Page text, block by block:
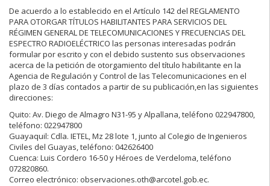
De acuerdo a lo establecido en el Artículo 142 del REGLAMENTO
PARA OTORGAR TÍTULOS HABILITANTES PARA SERVICIOS DEL
RÉGIMEN GENERAL DE TELECOMUNICACIONES Y FRECUENCIAS DEL
ESPECTRO RADIOELÉCTRICO las personas interesadas podrán
formular por escrito y con el debido sustento sus observaciones
acerca de la petición de otorgamiento del título habilitante en la
Agencia de Regulación y Control de las Telecomunicaciones en el
plazo de 3 días contados a partir de su publicación,en las siguientes
direcciones:
Quito: Av. Diego de Almagro N31-95 y Alpallana, teléfono 022947800,
teléfono: 022947800
Guayaquil: Cdla. IETEL, Mz 28 lote 1, junto al Colegio de Ingenieros
Civiles del Guayas, teléfono: 042626400
Cuenca: Luis Cordero 16-50 y Héroes de Verdeloma, teléfono
072820860.
Correo electrónico: observaciones.oth@arcotel.gob.ec.